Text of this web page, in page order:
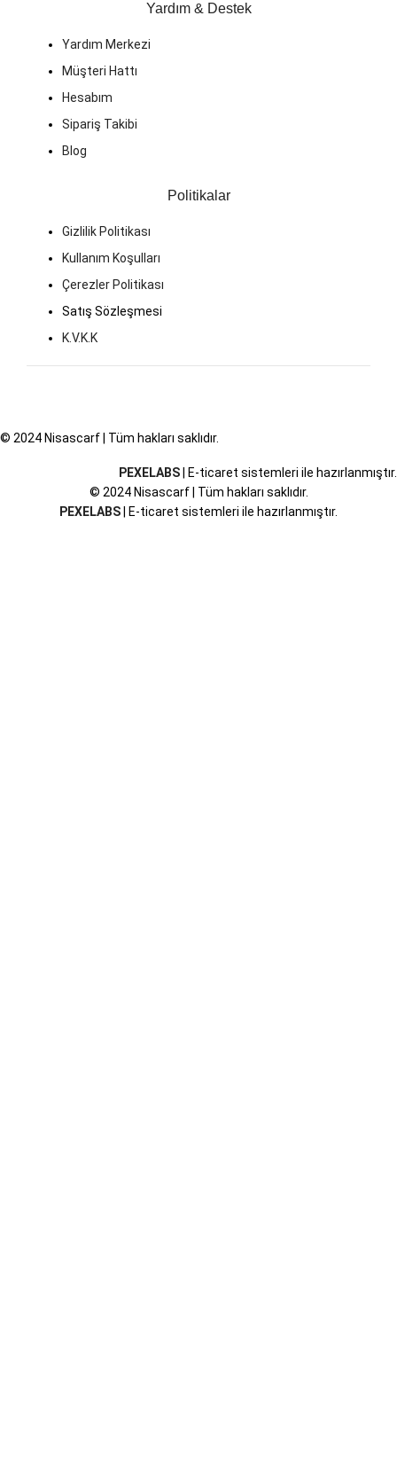
Yardım & Destek
Yardım Merkezi
Müşteri Hattı
Hesabım
Sipariş Takibi
Blog
Politikalar
Gizlilik Politikası
Kullanım Koşulları
Çerezler Politikası
Satış Sözleşmesi
K.V.K.K
© 2024 Nisascarf | Tüm hakları saklıdır.
PEXELABS | E-ticaret sistemleri ile hazırlanmıştır.
© 2024 Nisascarf | Tüm hakları saklıdır.
PEXELABS | E-ticaret sistemleri ile hazırlanmıştır.